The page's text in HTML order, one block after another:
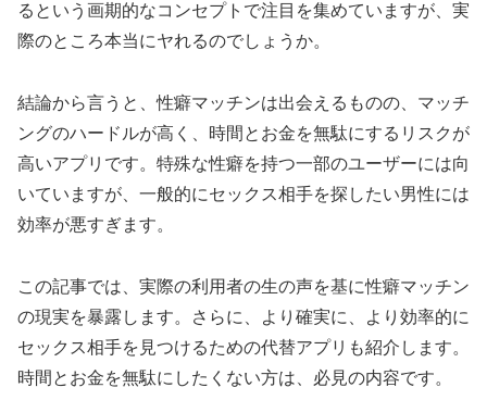
るという画期的なコンセプトで注目を集めていますが、実
際のところ本当にヤれるのでしょうか。
結論から言うと、性癖マッチンは出会えるものの、マッチ
ングのハードルが高く、時間とお金を無駄にするリスクが
高いアプリです。特殊な性癖を持つ一部のユーザーには向
いていますが、一般的にセックス相手を探したい男性には
効率が悪すぎます。
この記事では、実際の利用者の生の声を基に性癖マッチン
の現実を暴露します。さらに、より確実に、より効率的に
セックス相手を見つけるための代替アプリも紹介します。
時間とお金を無駄にしたくない方は、必見の内容です。